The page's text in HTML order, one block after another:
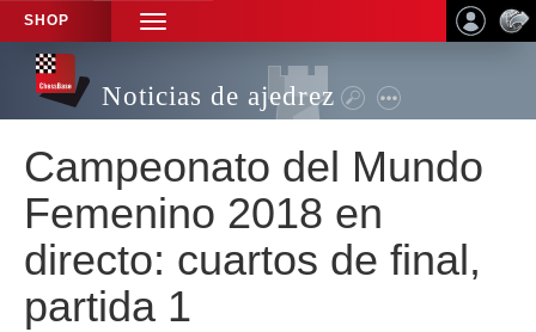
SHOP
TOGGLE
NAVIGATION
Noticias de ajedrez
Campeonato del Mundo
Femenino 2018 en
directo: cuartos de final,
partida 1